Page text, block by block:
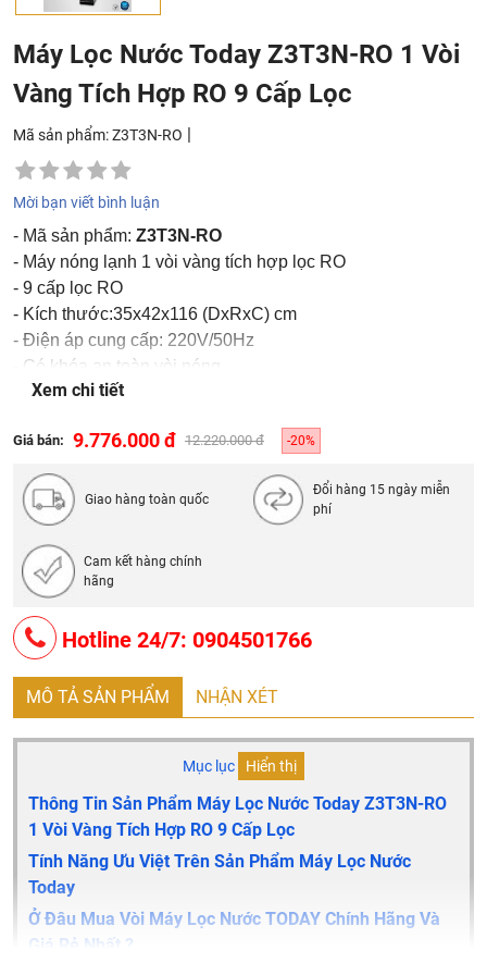
Máy Lọc Nước Today Z3T3N-RO 1 Vòi
Vàng Tích Hợp RO 9 Cấp Lọc
Mã sản phẩm: Z3T3N-RO |
Mời bạn viết bình luận
- Mã sản phẩm: Z3T3N-RO
- Máy nóng lạnh 1 vòi vàng tích hợp lọc RO
- 9 cấp lọc RO
- Kích thước:35x42x116 (DxRxC) cm
- Điện áp cung cấp: 220V/50Hz
- Có khóa an toàn vòi nóng
- Bảo hành phần điện nóng lạnh 24 tháng
Xem chi tiết
Giá bán: 9.776.000 đ 12.220.000 đ -20%
Giao hàng toàn quốc
Đổi hàng 15 ngày miễn
phí
Cam kết hàng chính
hãng
Hotline 24/7: 0904501766
MÔ TẢ SẢN PHẨM NHẬN XÉT
Mục lục Hiển thị
Thông Tin Sản Phẩm Máy Lọc Nước Today Z3T3N-RO
1 Vòi Vàng Tích Hợp RO 9 Cấp Lọc
Tính Năng Ưu Việt Trên Sản Phẩm Máy Lọc Nước
Today
Ở Đâu Mua Vòi Máy Lọc Nước TODAY Chính Hãng Và
Giá Rẻ Nhất ?